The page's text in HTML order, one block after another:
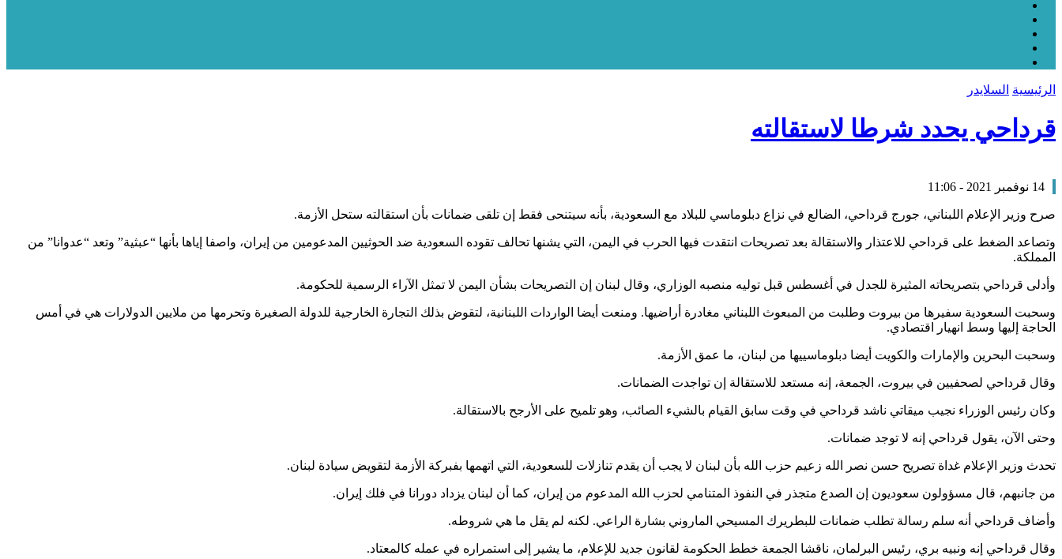
الرئيسية السلايدر
قرداحي يحدد شرطا لاستقالته
14 نوفمبر 2021 - 11:06
صرح وزير الإعلام اللبناني، جورج قرداحي، الضالع في نزاع دبلوماسي للبلاد مع السعودية، بأنه سيتنحى فقط إن تلقى ضمانات بأن استقالته ستحل الأزمة.
وتصاعد الضغط على قرداحي للاعتذار والاستقالة بعد تصريحات انتقدت فيها الحرب في اليمن، التي يشنها تحالف تقوده السعودية ضد الحوثيين المدعومين من إيران، واصفا إياها بأنها “عبثية” وتعد “عدوانا” من
المملكة.
وأدلى قرداحي بتصريحاته المثيرة للجدل في أغسطس قبل توليه منصبه الوزاري، وقال لبنان إن التصريحات بشأن اليمن لا تمثل الآراء الرسمية للحكومة.
وسحبت السعودية سفيرها من بيروت وطلبت من المبعوث اللبناني مغادرة أراضيها. ومنعت أيضا الواردات اللبنانية، لتقوض بذلك التجارة الخارجية للدولة الصغيرة وتحرمها من ملايين الدولارات هي في أمس
الحاجة إليها وسط انهيار اقتصادي.
وسحبت البحرين والإمارات والكويت أيضا دبلوماسييها من لبنان، ما عمق الأزمة.
وقال قرداحي لصحفيين في بيروت، الجمعة، إنه مستعد للاستقالة إن تواجدت الضمانات.
وكان رئيس الوزراء نجيب ميقاتي ناشد قرداحي في وقت سابق القيام بالشيء الصائب، وهو تلميح على الأرجح بالاستقالة.
وحتى الآن، يقول قرداحي إنه لا توجد ضمانات.
تحدث وزير الإعلام غداة تصريح حسن نصر الله زعيم حزب الله بأن لبنان لا يجب أن يقدم تنازلات للسعودية، التي اتهمها بفبركة الأزمة لتقويض سيادة لبنان.
من جانبهم، قال مسؤولون سعوديون إن الصدع متجذر في النفوذ المتنامي لحزب الله المدعوم من إيران، كما أن لبنان يزداد دورانا في فلك إيران.
وأضاف قرداحي أنه سلم رسالة تطلب ضمانات للبطريرك المسيحي الماروني بشارة الراعي. لكنه لم يقل ما هي شروطه.
وقال قرداحي إنه ونبيه بري، رئيس البرلمان، ناقشا الجمعة خطط الحكومة لقانون جديد للإعلام، ما يشير إلى استمراره في عمله كالمعتاد.